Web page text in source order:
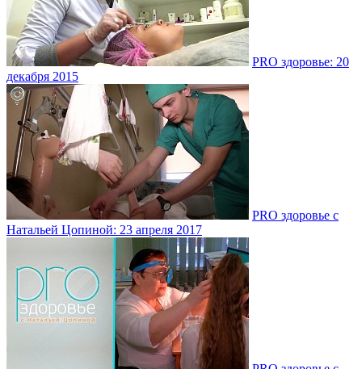
PRO здоровье: 20
декабря 2015
PRO здоровье с
Натальей Цопиной: 23 апреля 2017